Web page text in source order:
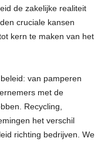
de zakelijke realiteit
cruciale kansen
kern te maken van het
van pamperen
met de
Recycling,
het verschil
richting bedrijven. We